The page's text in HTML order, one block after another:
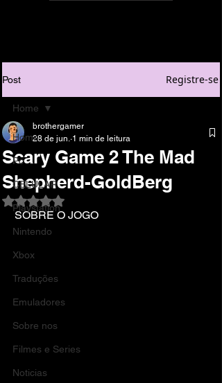
Post Registre-se
Home
Pc
CELULAR
Playstation
Nintendo
Xbox
Traduções
Emuladores
Sobre nos
Filmes e Series
Noticias
Home
Scary Game 2 The Mad
Shepherd-GoldBerg
brothergamer
28 de jun. 1 min de leitura
Avaliado com NaN de 5 estrelas.
SOBRE O JOGO